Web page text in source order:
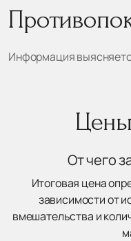
Информация
Цены
От чего
Итоговая цена
зависимости от
вмешательства и